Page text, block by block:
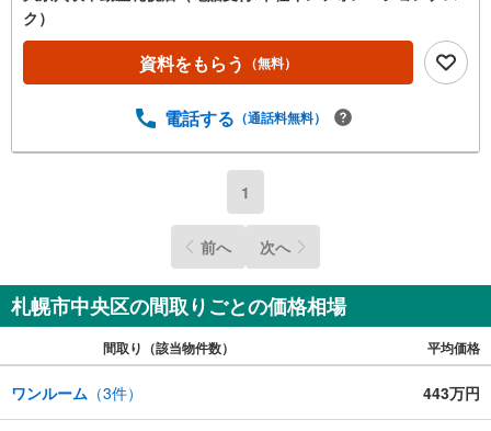
ク）
資料をもらう （無料）
電話する （通話料無料）
1
前へ 次へ
札幌市中央区の間取りごとの価格相場
間取り（該当物件数） 平均価格
ワンルーム （3件） 443万円